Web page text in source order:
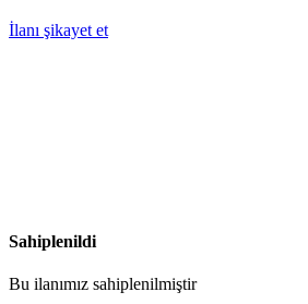
İlanı şikayet et
Sahiplenildi
Bu ilanımız sahiplenilmiştir